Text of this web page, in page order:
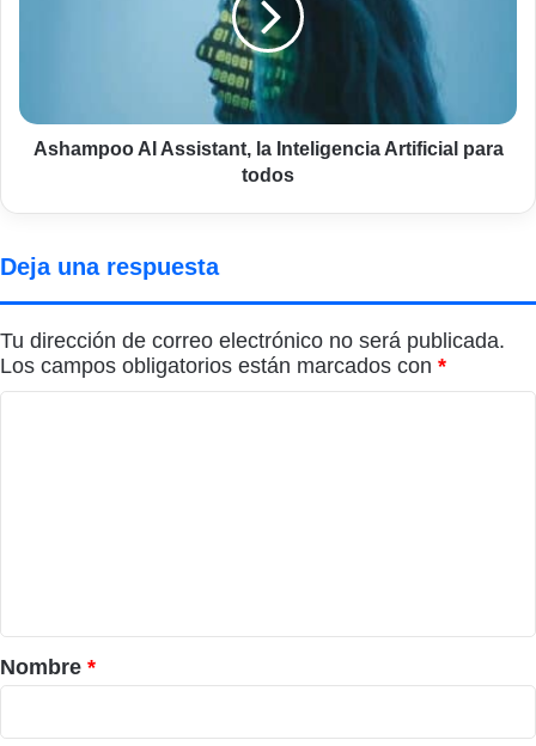
Ashampoo AI Assistant, la Inteligencia Artificial para
todos
Deja una respuesta
Tu dirección de correo electrónico no será publicada.
Los campos obligatorios están marcados con *
r
i
o
Nombre *